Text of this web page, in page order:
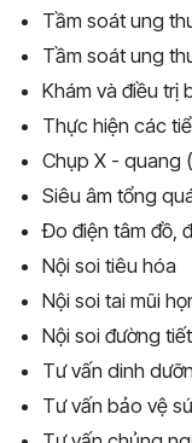
Tầm soát ung
Tầm soát ung
Khám và điều trị
Thực hiện các
Chụp X - quang
Siêu âm tổng
Đo điện tâm đồ,
Nội soi tiêu hóa
Nội soi tai mũi
Nội soi đường
Tư vấn dinh
Tư vấn bảo vệ